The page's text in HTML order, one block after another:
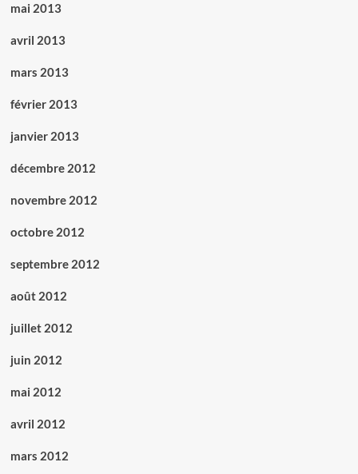
mai 2013
avril 2013
mars 2013
février 2013
janvier 2013
décembre 2012
novembre 2012
octobre 2012
septembre 2012
août 2012
juillet 2012
juin 2012
mai 2012
avril 2012
mars 2012